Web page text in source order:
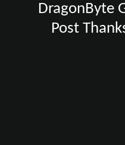
DragonByte
Post